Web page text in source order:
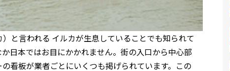
と言われる イルカが生息していることでも知られて
日本ではお目にかかれません。街の入口から中心部
看板が業者ごとにいくつも掲げられています。この